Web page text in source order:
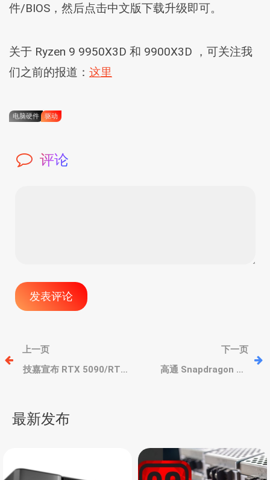
件/BIOS，然后点击中文版下载升级即可。
关于 Ryzen 9 9950X3D 和 9900X3D ，可关注我
们之前的报道： 这里
电脑硬件 驱动
评论
文
章
航
上一页
技嘉宣布 RTX 5090/RTX
下一页
高通 Snapdragon X2
最新发布